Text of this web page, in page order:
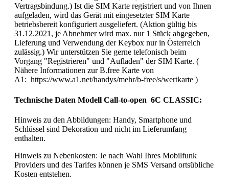
Vertragsbindung.) Ist die SIM Karte registriert und von Ihnen
aufgeladen, wird das Gerät mit eingesetzter SIM Karte
betriebsbereit konfiguriert ausgeliefert. (Aktion gültig bis
31.12.2021, je Abnehmer wird max. nur 1 Stück abgegeben,
Lieferung und Verwendung der Keybox nur in Österreich
zulässig.) Wir unterstützen Sie gerne telefonisch beim
Vorgang "Registrieren" und "Aufladen" der SIM Karte. (
Nähere Informationen zur B.free Karte von
A1: https://www.a1.net/handys/mehr/b-free/s/wertkarte )
Technische Daten Modell Call-to-open 6C CLASSIC:
Hinweis zu den Abbildungen: Handy, Smartphone und
Schlüssel sind Dekoration und nicht im Lieferumfang
enthalten.
Hinweis zu Nebenkosten: Je nach Wahl Ihres Mobilfunk
Providers und des Tarifes können je SMS Versand ortsübliche
Kosten entstehen.